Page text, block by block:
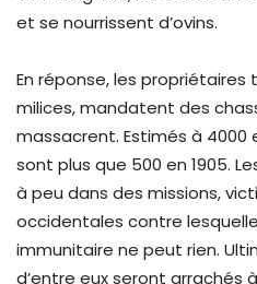
et se nourrissent d’ovins.
En réponse, les propriétaires
milices, mandatent des
massacrent. Estimés à 4000
sont plus que 500 en 1905.
à peu dans des missions,
occidentales contre
immunitaire ne peut rien.
d’entre eux seront arrachés